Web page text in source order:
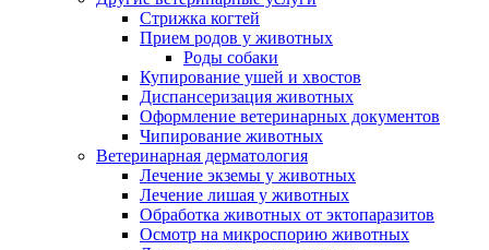
Стрижка когтей
Прием родов у животных
Роды собаки
Купирование ушей и хвостов
Диспансеризация животных
Оформление ветеринарных документов
Чипирование животных
Ветеринарная дерматология
Лечение экземы у животных
Лечение лишая у животных
Обработка животных от эктопаразитов
Осмотр на микроспорию животных